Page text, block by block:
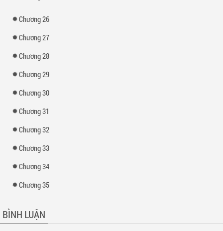
Chương 26
Chương 27
Chương 28
Chương 29
Chương 30
Chương 31
Chương 32
Chương 33
Chương 34
Chương 35
BÌNH LUẬN